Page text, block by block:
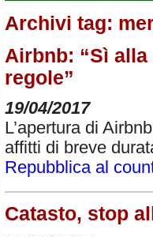
Archivi tag:
Airbnb: “Sì
regole”
19/04/2017
L’apertura di
affitti di breve
Repubblica al
Catasto, stop